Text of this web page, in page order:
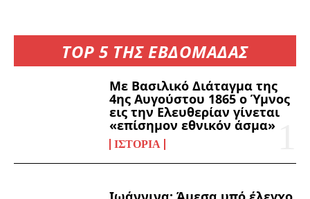
TOP 5 ΤΗΣ ΕΒΔΟΜΑΔΑΣ
Με Βασιλικό Διάταγμα της
4ης Αυγούστου 1865 ο Ύμνος
εις την Ελευθερίαν γίνεται
«επίσημον εθνικόν άσμα»
ΙΣΤΟΡΊΑ